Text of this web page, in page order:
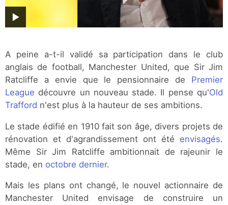
A peine a-t-il validé sa participation dans le club
anglais de football, Manchester United, que Sir Jim
Ratcliffe a envie que le pensionnaire de Premier
League découvre un nouveau stade. Il pense qu'Old
Trafford n'est plus à la hauteur de ses ambitions.
Le stade édifié en 1910 fait son âge, divers projets de
rénovation et d'agrandissement ont été envisagés.
Même Sir Jim Ratcliffe ambitionnait de rajeunir le
stade, en octobre dernier.
Mais les plans ont changé, le nouvel actionnaire de
Manchester United envisage de construire un